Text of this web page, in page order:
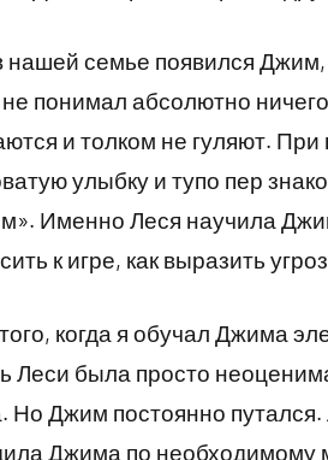
нашей семье появился
понимал абсолютно
и толком не гуляют.
улыбку и тупо пер
Именно Леся научила
к игре, как выразить
когда я обучал Джима
Леси была просто
Но Джим постоянно
Джима по необходимому